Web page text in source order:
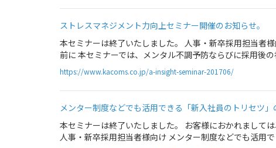
ストレスマネジメント力向上セミナー開催のお知らせ。
本セミナーは終了いたしました。 人事・新卒採用担当者
前に 本セミナーでは、メンタル不調予防ならびに採用後
https://www.kacoms.co.jp/a-insight-seminar-201706/
メンター制度などでも活用できる「新入社員のトリセツ」
本セミナーは終了いたしました。 お客様におかれまして
人事・新卒採用担当者様向け メンター制度などでも活用